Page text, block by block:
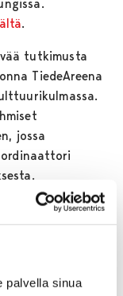
palvella sinua
.
tutkimusta
TiedeAreena
jossa
sitä riittää
-tilaisuudessa
tehdään
teemoja